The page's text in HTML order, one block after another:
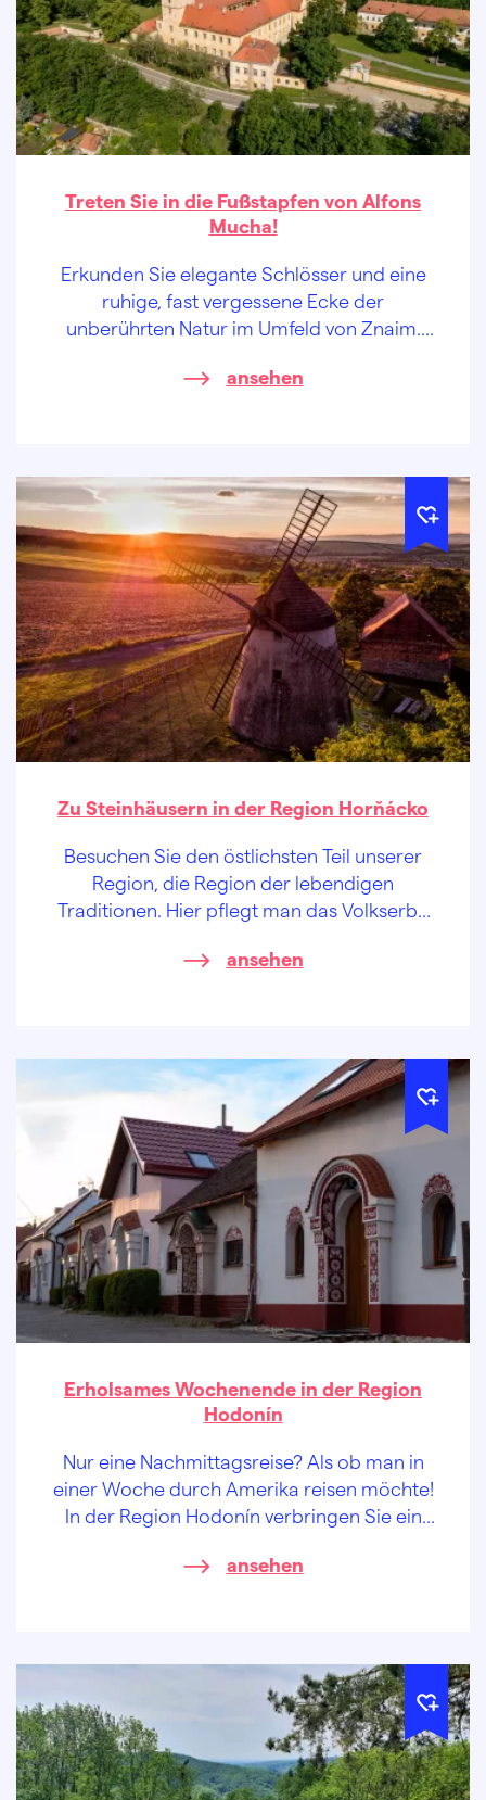
Treten Sie in die Fußstapfen von Alfons
Mucha!
Erkunden Sie elegante Schlösser und eine
ruhige, fast vergessene Ecke der
unberührten Natur im Umfeld von Znaim.
ansehen
Zu Steinhäusern in der Region Horňácko
Besuchen Sie den östlichsten Teil unserer
Region, die Region der lebendigen
Traditionen. Hier pflegt man das Volkserbe
Schönheit nicht verschwindet und auch Sie
ansehen
Erholsames Wochenende in der Region
Hodonín
Nur eine Nachmittagsreise? Als ob man in
einer Woche durch Amerika reisen möchte!
In der Region Hodonín verbringen Sie ein
oder eine große Familie.
ansehen